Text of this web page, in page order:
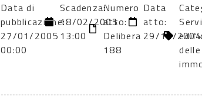
Data di
pubblicazione:
27/01/2005
00:00
Scadenza:
18/02/2005
13:00
Numero
atto:
Delibera
188
Data
atto:
29/12/2004